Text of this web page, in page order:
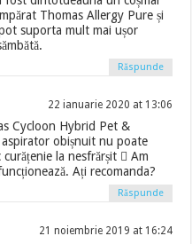
Thomas Allergy Pure și
suporta mult mai ușor
Răspunde
22 ianuarie 2020 at 13:06
Cycloon Hybrid Pet &
obișnuit nu poate
la nesfrărșit  Am
Ați recomanda?
Răspunde
21 noiembrie 2019 at 16:24